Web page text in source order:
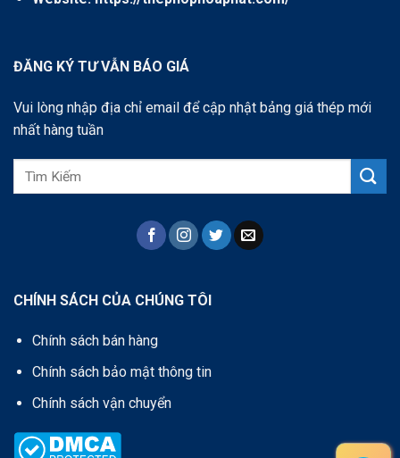
ĐĂNG KÝ TƯ VẪN BÁO GIÁ
Vui lòng nhập địa chỉ email để cập nhật bảng giá thép mới
nhất hàng tuần
CHÍNH SÁCH CỦA CHÚNG TÔI
Chính sách bán hàng
Chính sách bảo mật thông tin
Chính sách vận chuyển